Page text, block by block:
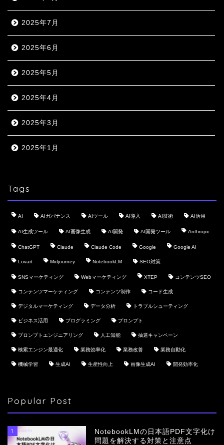
2025年7月
2025年6月
2025年5月
2025年4月
2025年3月
2025年1月
Tags
AI AIガバナンス AIツール AI導入 AI技術 AI活用
AI生成ツール AI画像生成 AI開発 AI開発ツール Anthropic
ChatGPT Claude Claude Code Google Google AI
Lovart Midjourney NotebookLM SEO対策
SNSマーケティング Webマーケティング XTEP コンテンツSEO
コンテンツマーケティング コンテンツ制作 コード生成
デジタルマーケティング データ分析 トラブルシューティング
ビジネス活用 プログラミング プロンプト
プロンプトエンジニアリング 人工知能 抽選キャンペーン
検索エンジン最適化 業務効率化 業務改善 業務自動化
機械学習 生成AI 生産性向上 画像生成AI 開発効率化
Popular Post
1
NotebookLMの日本語PDF文字化け
問題を解決する対策と注意点